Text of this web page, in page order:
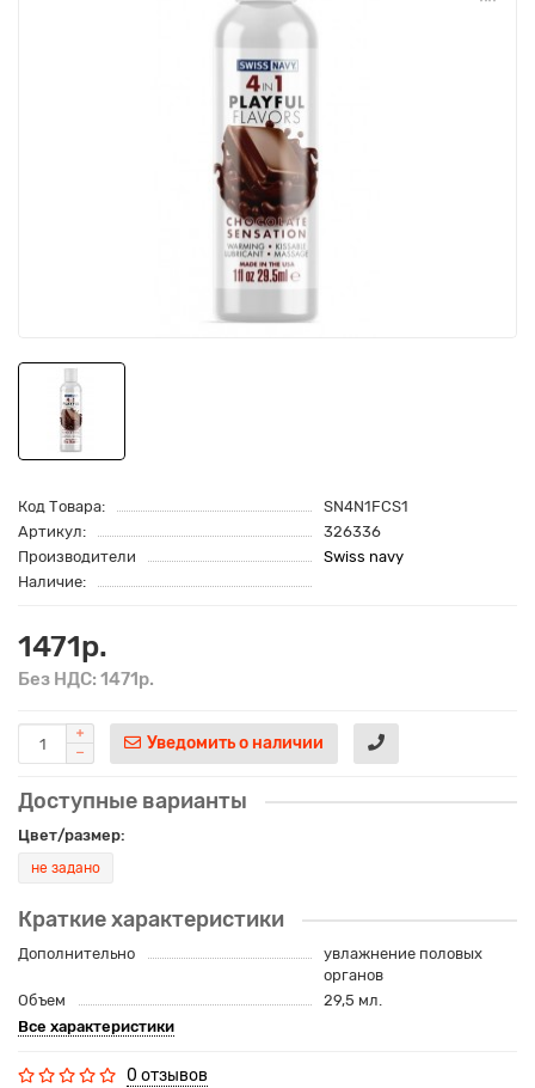
Код Товара:
SN4N1FCS1
Артикул:
326336
Производители
Swiss navy
Наличие:
1471р.
Без НДС: 1471р.
Уведомить о наличии
Доступные варианты
Цвет/размер:
не задано
Краткие характеристики
Дополнительно
увлажнение половых
органов
Объем
29,5 мл.
Все характеристики
0 отзывов